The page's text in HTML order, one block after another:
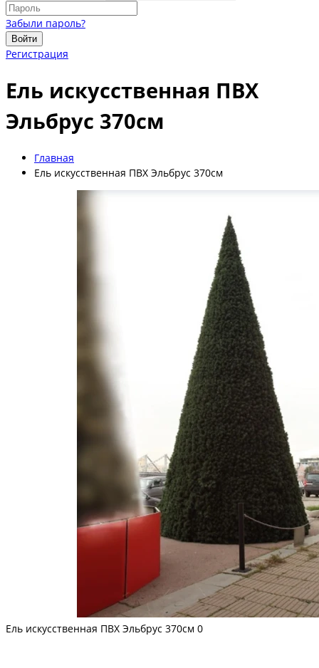
Забыли пароль?
Войти
Регистрация
Ель искусственная ПВХ
Эльбрус 370см
Главная
Ель искусственная ПВХ Эльбрус 370см
Ель искусственная ПВХ Эльбрус 370см 0